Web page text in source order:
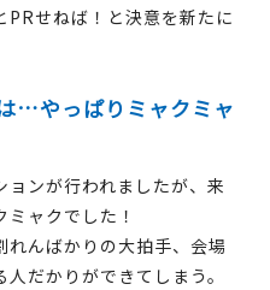
せねば！と決意を新たに
…やっぱりミャクミャ
ンが行われましたが、来
ャクでした！
れんばかりの大拍手、会場
だかりができてしまう。